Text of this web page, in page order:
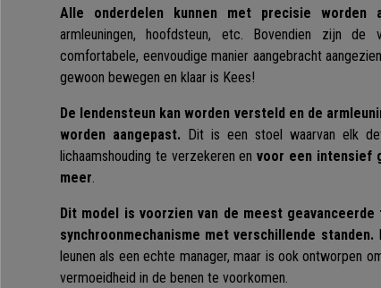
Alle onderdelen kunnen met precisie worden
armleuningen, hoofdsteun, etc. Bovendien zijn de
comfortabele, eenvoudige manier aangebracht
gewoon bewegen en klaar is Kees!
De lendensteun kan worden versteld en de
worden aangepast. Dit is een stoel waarvan elk
lichaamshouding te verzekeren en voor een intensief
meer.
Dit model is voorzien van de meest
synchroonmechanisme met verschillende standen.
leunen als een echte manager, maar is ook ontworpen
vermoeidheid in de benen te voorkomen.